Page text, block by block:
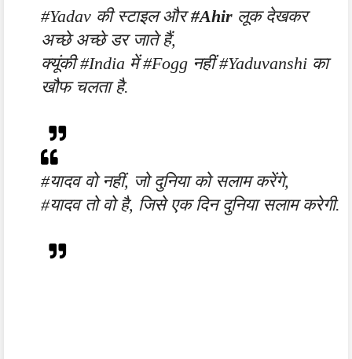
#Yadav की स्टाइल और#Ahir लूक देखकर
अच्छे अच्छे डर जाते हैं,
क्यूंकी #India में #Fogg नहीं #Yaduvanshi का
खौफ चलता है.
#यादव वो नहीं, जो दुनिया को सलाम करेंगे,
#यादव तो वो है, जिसे एक दिन दुनिया सलाम करेगी.